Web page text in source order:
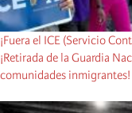
¡Fuera el ICE (Servicio
¡Retirada de la Guardia
comunidades inmigrantes!